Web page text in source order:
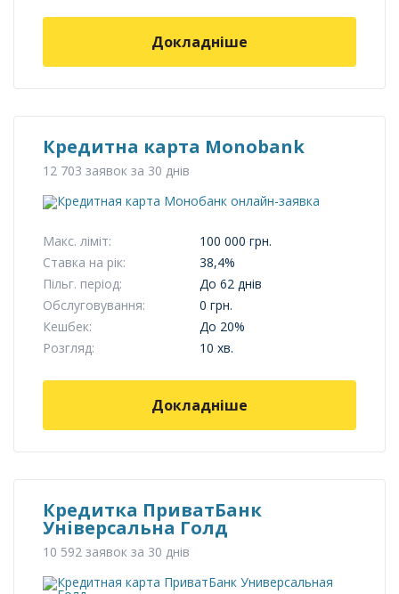
Докладніше
Кредитна карта Monobank
12 703 заявок за 30 днів
Макс. ліміт:
100 000 грн.
Ставка на рік:
38,4%
Пільг. період:
До 62 днів
Обслуговування:
0 грн.
Кешбек:
До 20%
Розгляд:
10 хв.
Докладніше
Кредитка ПриватБанк
Універсальна Голд
10 592 заявок за 30 днів